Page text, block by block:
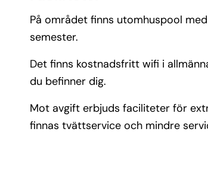
På området finns utomhuspool
semester.
Det finns kostnadsfritt wifi i
du befinner dig.
Mot avgift erbjuds faciliteter för
finnas tvättservice och mindre